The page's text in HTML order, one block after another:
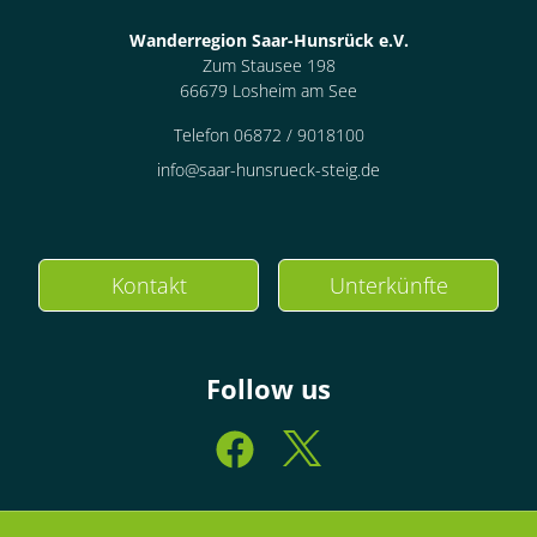
Wanderregion Saar-Hunsrück e.V.
Zum Stausee 198
66679 Losheim am See
Telefon 06872 / 9018100
info@saar-hunsrueck-steig.de
Kontakt Unterkünfte
Follow us